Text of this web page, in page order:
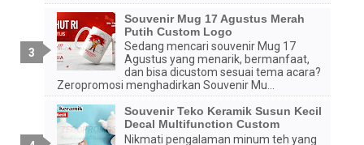
Souvenir Mug 17 Agustus Merah
Putih Custom Logo
Sedang mencari souvenir Mug 17
Agustus yang menarik, bermanfaat,
dan bisa dicustom sesuai tema acara?
Zeropromosi menghadirkan Souvenir Mu...
Souvenir Teko Keramik Susun Kecil
Decal Multifunction Custom
Nikmati pengalaman minum teh yang